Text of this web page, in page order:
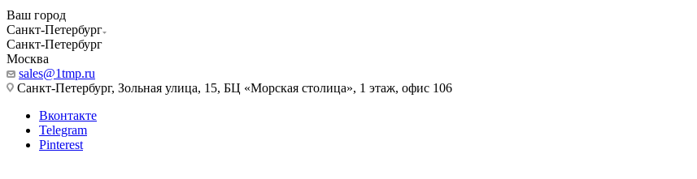
Ваш город
Санкт-Петербург
Санкт-Петербург
Москва
sales@1tmp.ru
Санкт-Петербург, Зольная улица, 15, БЦ «Морская столица», 1 этаж, офис 106
Вконтакте
Telegram
Pinterest